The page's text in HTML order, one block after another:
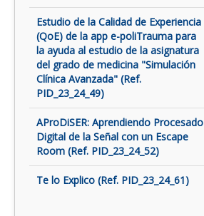
Estudio de la Calidad de Experiencia
(QoE) de la app e-poliTrauma para
la ayuda al estudio de la asignatura
del grado de medicina "Simulación
Clínica Avanzada" (Ref.
PID_23_24_49)
AProDiSER: Aprendiendo Procesado
Digital de la Señal con un Escape
Room (Ref. PID_23_24_52)
Te lo Explico (Ref. PID_23_24_61)